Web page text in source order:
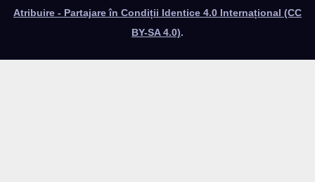
Atribuire - Partajare în Condiții Identice 4.0 Internațional (CC
BY-SA 4.0).